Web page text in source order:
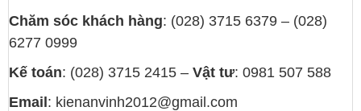
Chăm sóc khách hàng: (028) 3715 6379 – (028)
6277 0999
Kế toán: (028) 3715 2415 – Vật tư: 0981 507 588
Email: kienanvinh2012@gmail.com